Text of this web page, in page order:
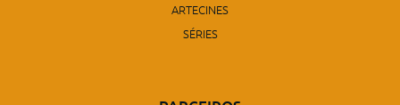
ARTECINES
SÉRIES